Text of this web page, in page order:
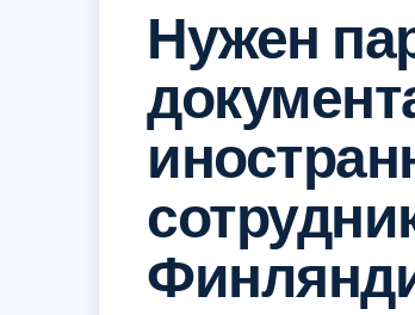
Нужен